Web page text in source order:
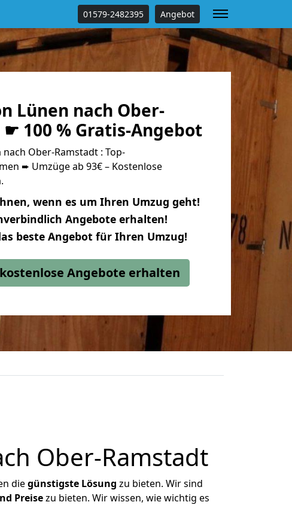
01579-2482395 Angebot
Lünen nach Ober-
100 % Gratis-Angebot
Ober-Ramstadt : Top-
➨ Umzüge ab 93€ – Kostenlose
wenn es um Ihren Umzug geht!
Angebote erhalten!
beste Angebot für Ihren Umzug!
Angebote erhalten
Ober-Ramstadt
diegünstigste Lösung zu bieten. Wir sind
Preisezu bieten. Wir wissen, wie wichtig es